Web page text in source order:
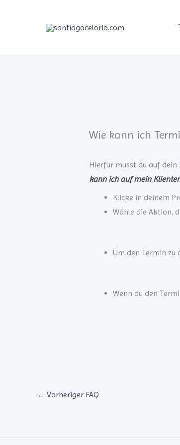
Wie kann ich
Hierfür musst du auf dein
kann ich auf mein
Klicke in deinem
Wähle die Aktion,
Um den Termin zu
Wenn du den
← Vorheriger FAQ